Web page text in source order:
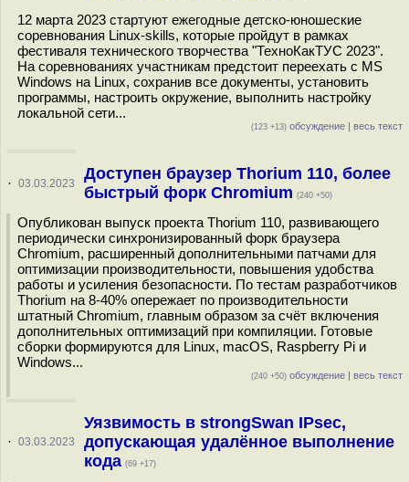
12 марта 2023 стартуют ежегодные детско-юношеские
соревнования Linux-skills, которые пройдут в рамках
фестиваля технического творчества "ТехноКакТУС 2023".
На соревнованиях участникам предстоит переехать с MS
Windows на Linux, сохранив все документы, установить
программы, настроить окружение, выполнить настройку
локальной сети...
(123 +13) обсуждение | весь текст
· 03.03.2023
Доступен браузер Thorium 110, более
быстрый форк Chromium (240 +50)
Опубликован выпуск проекта Thorium 110, развивающего
периодически синхронизированный форк браузера
Chromium, расширенный дополнительными патчами для
оптимизации производительности, повышения удобства
работы и усиления безопасности. По тестам разработчиков
Thorium на 8-40% опережает по производительности
штатный Chromium, главным образом за счёт включения
дополнительных оптимизаций при компиляции. Готовые
сборки формируются для Linux, macOS, Raspberry Pi и
Windows...
(240 +50) обсуждение | весь текст
· 03.03.2023
Уязвимость в strongSwan IPsec,
допускающая удалённое выполнение
кода (69 +17)